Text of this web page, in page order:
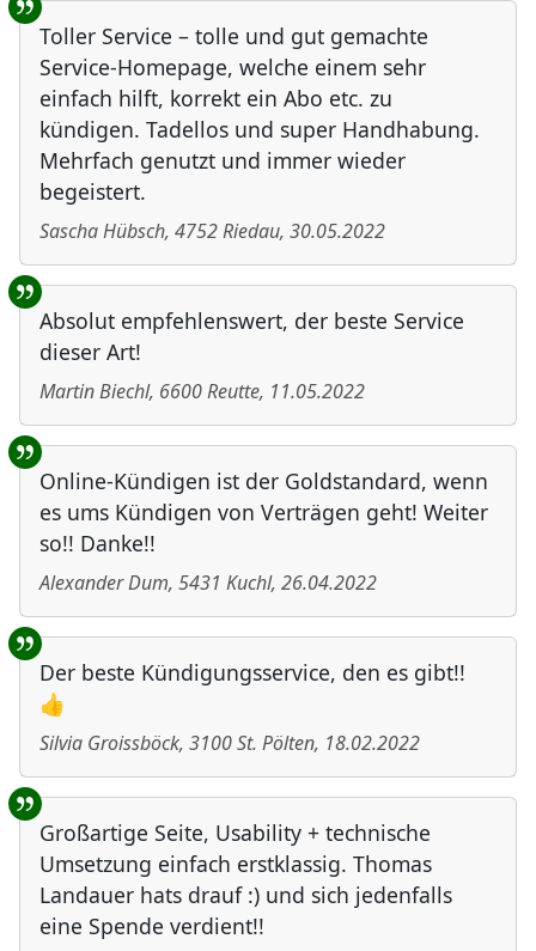
Toller Service – tolle und gut gemachte
Service-Homepage, welche einem sehr
einfach hilft, korrekt ein Abo etc. zu
kündigen. Tadellos und super Handhabung.
Mehrfach genutzt und immer wieder
begeistert.
Sascha Hübsch, 4752Riedau, 30.05.2022
Absolut empfehlenswert, der beste Service
dieser Art!
Martin Biechl, 6600Reutte, 11.05.2022
Online-Kündigen ist der Goldstandard, wenn
es ums Kündigen von Verträgen geht! Weiter
so!! Danke!!
Alexander Dum, 5431 Kuchl, 26.04.2022
Der beste Kündigungsservice, den es gibt!!
👍
Silvia Groissböck, 3100St. Pölten, 18.02.2022
Großartige Seite, Usability + technische
Umsetzung einfach erstklassig. Thomas
Landauer hats drauf :) und sich jedenfalls
eine Spende verdient!!